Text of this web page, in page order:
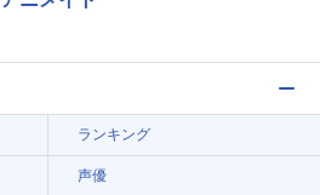
ランキング
声優